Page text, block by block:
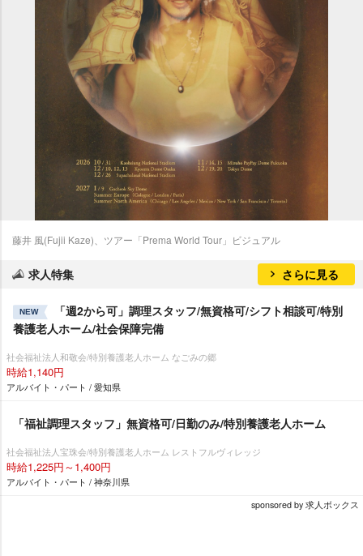
藤井 風(Fujii Kaze)、ツアー「Prema World Tour」ビジュアル
求人特集 さらに見る
NEW
「週2から可」調理スタッフ/無資格可/シフト相談可/特別
養護老人ホーム/社会保障完備
社会福祉法人和敬会/特別養護老人ホーム なごみの郷
時給1,140円
アルバイト・パート / 愛知県
「福祉調理スタッフ」無資格可/日勤のみ/特別養護老人ホーム
社会福祉法人宝珠会/特別養護老人ホーム レストフルヴィレッジ
時給1,225円～1,400円
アルバイト・パート / 神奈川県
sponsored by 求人ボックス